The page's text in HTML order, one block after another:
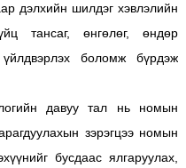
дэлхийн шилдэг хэвлэлийн
тансаг, өнгөлөг, өндөр
боломж бүрдэж
давуу тал нь номын
зэрэгцээ номын
бусдаас ялгаруулах,